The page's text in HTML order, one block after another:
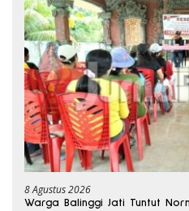
8 Agustus 2026
Warga Balinggi Jati Tuntut